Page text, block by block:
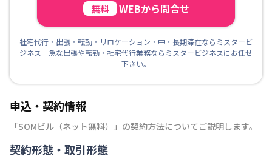
無料 WEBから問合せ
社宅代行・出張・転勤・リロケーション・中・長期滞在ならミスタービ
ジネス 急な出張や転勤・社宅代行業務ならミスタービジネスにお任せ
下さい。
申込・契約情報
「SOMビル（ネット無料） 」の契約方法についてご説明します。
契約形態・取引形態